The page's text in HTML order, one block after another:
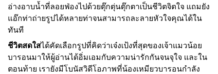
อ่างอาบน้ำที่ลอยฟ่องไปด้วยตุ๊กตุ่นตุ๊กตาเป็นชีวิตจิตใจ แถมยัง
แอ๊กท่าถ่ายรูปได้หลายท่าจนสามารถละลายหัวใจคุณได้ใน
ทันที
ชีวิตสดใสได้คัดเลือกรูปที่คิดว่าเจ๋งเป้งที่สุดของเจ้าแมวน้อย
บารอนมาให้ผู้อ่านได้อิ่มเอมกับความน่ารักกันจนจุใจ และใน
ตอนท้าย เรายังมีโบนัสวิดีโอภาพที่น้องเหมียวบารอนกำลัง